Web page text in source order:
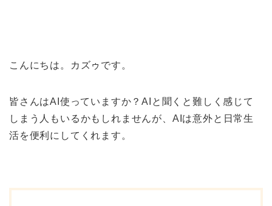
こんにちは。カズゥです。
皆さんはAI使っていますか？AIと聞くと難しく感じて
しまう人もいるかもしれませんが、AIは意外と日常生
活を便利にしてくれます。